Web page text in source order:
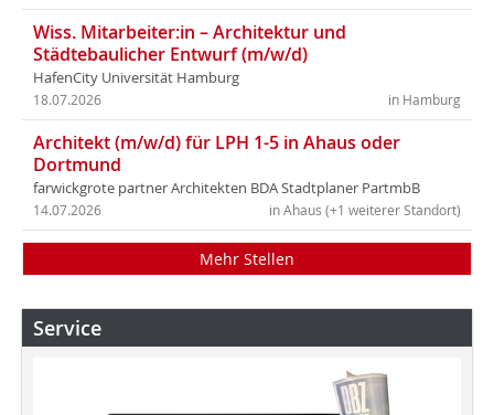
Wiss. Mitarbeiter:in – Architektur und
Städtebaulicher Entwurf (m/w/d)
HafenCity Universität Hamburg
in Hamburg
18.07.2026
Architekt (m/w/d) für LPH 1-5 in Ahaus oder
Dortmund
farwickgrote partner Architekten BDA Stadtplaner PartmbB
in Ahaus (+1 weiterer Standort)
14.07.2026
Mehr Stellen
Service